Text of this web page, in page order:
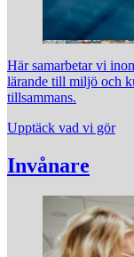
Här samarbetar vi
lärande till miljö och
tillsammans.
Upptäck vad vi gör
Invånare